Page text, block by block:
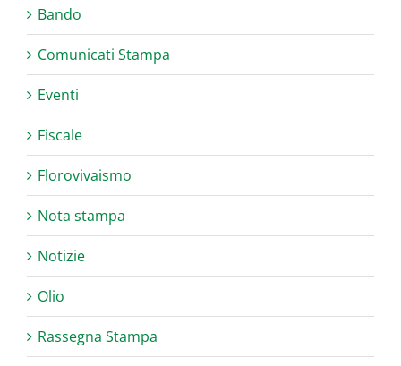
Bando
Comunicati Stampa
Eventi
Fiscale
Florovivaismo
Nota stampa
Notizie
Olio
Rassegna Stampa